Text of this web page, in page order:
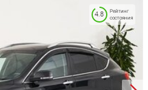
Рейтинг
состояния
4.8